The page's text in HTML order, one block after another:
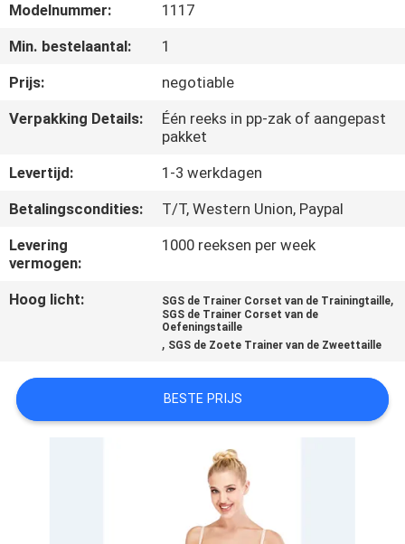
CONTACTEER
ONS
NIEUWS
GEVALLEN
SITEMAP
POLICY
Modelnummer:
1117
Min. bestelaantal:
1
Prijs:
negotiable
Verpakking Details:
Één reeks in pp-zak of aangepast
pakket
Levertijd:
1-3 werkdagen
Betalingscondities:
T/T, Western Union, Paypal
Levering
vermogen:
1000 reeksen per week
Hoog licht: SGS de Trainer Corset van de Trainingtaille,
SGS de Trainer Corset van de
Oefeningstaille
, SGS de Zoete Trainer van de Zweettaille
BESTE PRIJS